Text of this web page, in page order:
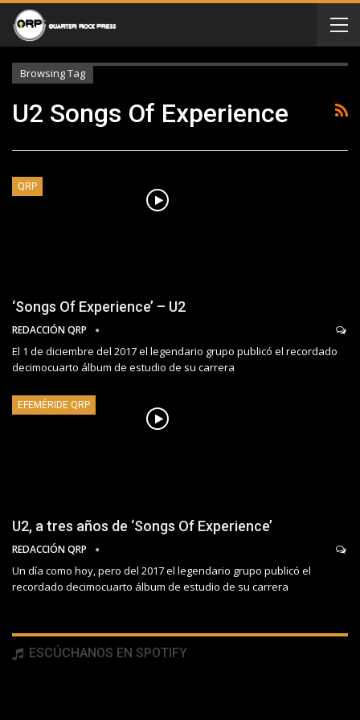
Browsing Tag
U2 Songs Of Experience
QRP
‘Songs Of Experience’ – U2
REDACCIÓN QRP
El 1 de diciembre del 2017 el legendario grupo publicó el recordado
decimocuarto álbum de estudio de su carrera
EFEMÉRIDE QRP
U2, a tres años de ‘Songs Of Experience’
REDACCIÓN QRP
Un día como hoy, pero del 2017 el legendario grupo publicó el
recordado decimocuarto álbum de estudio de su carrera
ESCÚCHANOS EN SPOTIFY